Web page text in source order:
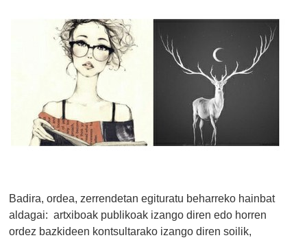
Badira, ordea, zerrendetan egituratu beharreko hainbat
aldagai: artxiboak publikoak izango diren edo horren
ordez bazkideen kontsultarako izango diren soilik,